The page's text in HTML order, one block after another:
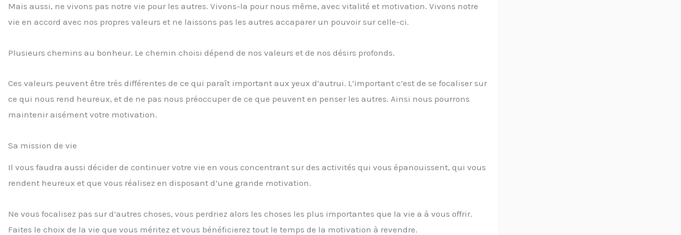
Mais aussi, ne vivons pas notre vie pour les autres. Vivons-la pour nous même, avec vitalité et motivation. Vivons notre
vie en accord avec nos propres valeurs et ne laissons pas les autres accaparer un pouvoir sur celle-ci.
Plusieurs chemins au bonheur. Le chemin choisi dépend de nos valeurs et de nos désirs profonds.
Ces valeurs peuvent être très différentes de ce qui paraît important aux yeux d’autrui. L’important c’est de se focaliser sur
ce qui nous rend heureux, et de ne pas nous préoccuper de ce que peuvent en penser les autres. Ainsi nous pourrons
maintenir aisément votre motivation.
Sa mission de vie
Il vous faudra aussi décider de continuer votre vie en vous concentrant sur des activités qui vous épanouissent, qui vous
rendent heureux et que vous réalisez en disposant d’une grande motivation.
Ne vous focalisez pas sur d’autres choses, vous perdriez alors les choses les plus importantes que la vie a à vous offrir.
Faites le choix de la vie que vous méritez et vous bénéficierez tout le temps de la motivation à revendre.